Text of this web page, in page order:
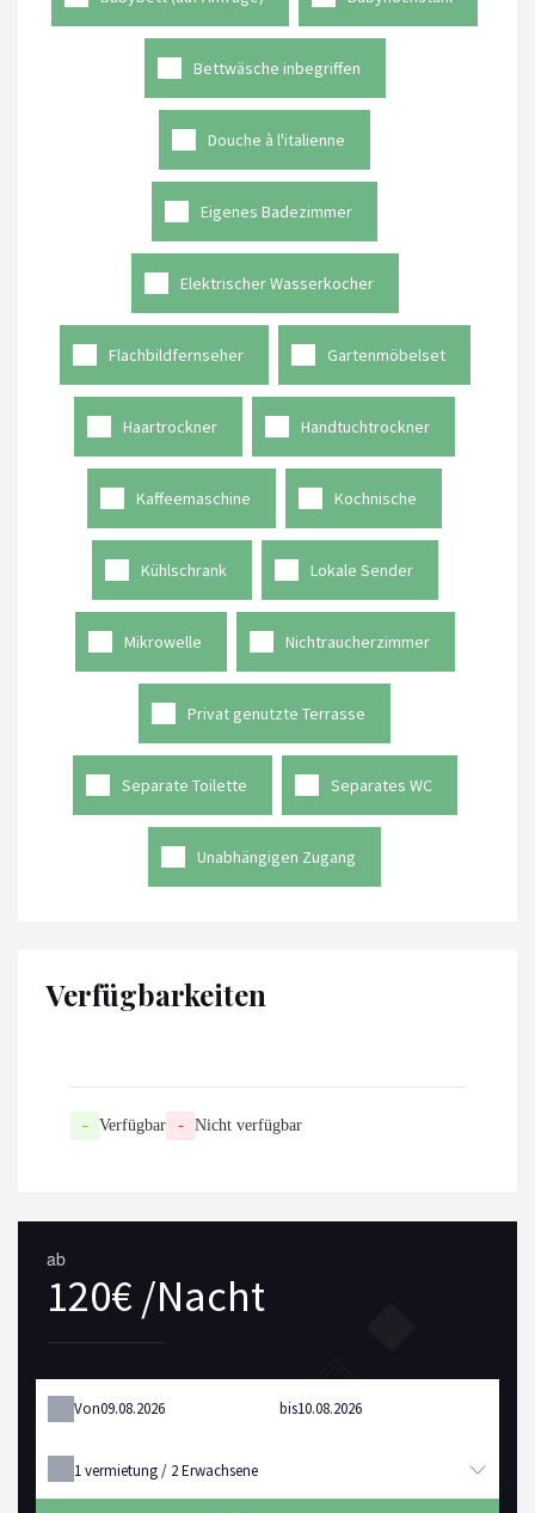
Bettwäsche inbegriffen
Douche à l'italienne
Eigenes Badezimmer
Elektrischer Wasserkocher
Flachbildfernseher Gartenmöbelset
Haartrockner Handtuchtrockner
Kaffeemaschine Kochnische
Kühlschrank Lokale Sender
Mikrowelle Nichtraucherzimmer
Privat genutzte Terrasse
Separate Toilette Separates WC
Unabhängigen Zugang
Verfügbarkeiten
- Verfügbar - Nicht verfügbar
ab
120€ /Nacht
Von bis
1vermietung / 2Erwachsene